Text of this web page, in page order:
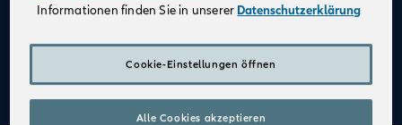
Fachspezialist:innen
Aufbau einerAltersvorsorge
Mehr zu Deinen Vorteilen im Vertrieb der Allianz
Informationen finden Sie in unserer Datenschutzerklärung
Cookie-Einstellungen öffnen
Alle Cookies akzeptieren